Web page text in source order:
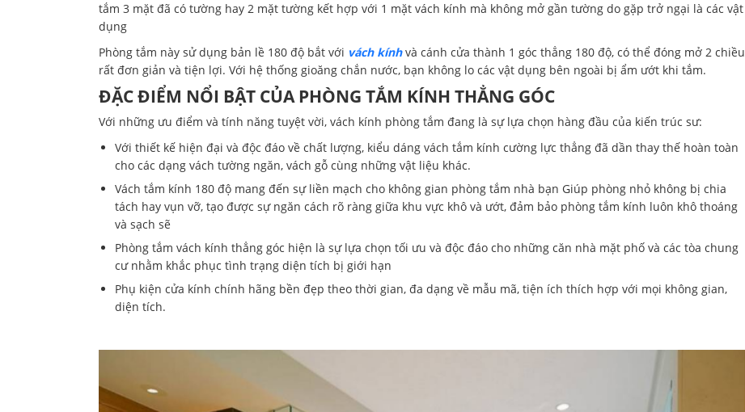
tắm 3 mặt đã có tường hay 2 mặt tường kết hợp với 1 mặt vách kính mà không mở gần tường do gặp trở ngại là các vật
dụng
Phòng tắm này sử dụng bản lề 180 độ bắt với vách kínhvà cánh cửa thành 1 góc thẳng 180 độ, có thể đóng mở 2 chiều
rất đơn giản và tiện lợi. Với hệ thống gioăng chắn nước, bạn không lo các vật dụng bên ngoài bị ẩm ướt khi tắm.
ĐẶC ĐIỂM NỔI BẬT CỦA PHÒNG TẮM KÍNH THẲNG GÓC
Với những ưu điểm và tính năng tuyệt vời, vách kính phòng tắm đang là sự lựa chọn hàng đầu của kiến trúc sư:
Với thiết kế hiện đại và độc đáo về chất lượng, kiểu dáng vách tắm kính cường lực thẳng đã dần thay thế hoàn toàn
cho các dạng vách tường ngăn, vách gỗ cùng những vật liệu khác.
Vách tắm kính 180 độ mang đến sự liền mạch cho không gian phòng tắm nhà bạn Giúp phòng nhỏ không bị chia
tách hay vụn vỡ, tạo được sự ngăn cách rõ ràng giữa khu vực khô và ướt, đảm bảo phòng tắm kính luôn khô thoáng
và sạch sẽ
Phòng tắm vách kính thẳng góc hiện là sự lựa chọn tối ưu và độc đáo cho những căn nhà mặt phố và các tòa chung
cư nhằm khắc phục tình trạng diện tích bị giới hạn
Phụ kiện cửa kính chính hãng bền đẹp theo thời gian, đa dạng về mẫu mã, tiện ích thích hợp với mọi không gian,
diện tích.